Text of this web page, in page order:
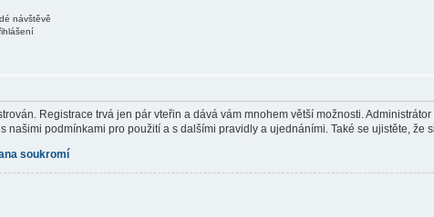
návštěvě
Registrace trvá jen pár vteřin a dává vám mnohem větší možnosti.
našimi podmínkami pro použití a s dalšími pravidly a ujednáními. Také se ujistěte, že
soukromí